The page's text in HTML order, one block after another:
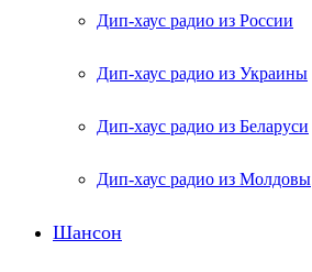
Дип-хаус радио из России
Дип-хаус радио из Украины
Дип-хаус радио из Беларуси
Дип-хаус радио из Молдовы
Шансон